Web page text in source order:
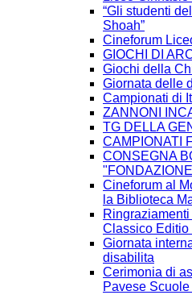
“Gli studenti
Shoah”
Cineforum
GIOCHI DI
Giochi della
Giornata delle
Campionati di
ZANNONI
TG DELLA
CAMPIONATI
CONSEGNA
Cineforum al
la Biblioteca
Classico Editio
Giornata
disabilita
Cerimonia di
Pavese